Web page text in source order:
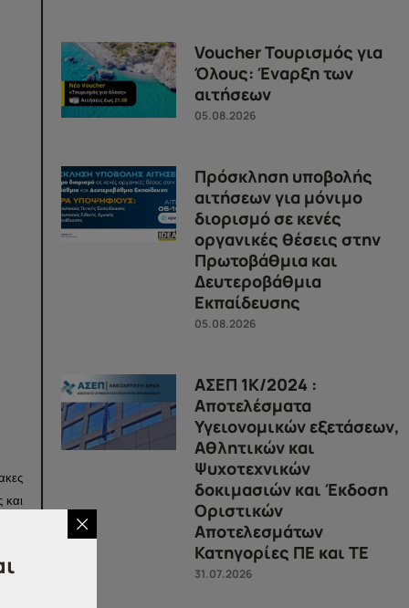
και
Voucher Τουρισμός για
Όλους: Έναρξη των
αιτήσεων
05.08.2026
Πρόσκληση υποβολής
αιτήσεων για μόνιμο
διορισμό σε κενές
οργανικές θέσεις στην
Πρωτοβάθμια και
Δευτεροβάθμια
Εκπαίδευσης
05.08.2026
ΑΣΕΠ 1Κ/2024 :
Αποτελέσματα
Υγειονομικών εξετάσεων,
Αθλητικών και
Ψυχοτεχνικών
δοκιμασιών και Έκδοση
Οριστικών
Αποτελεσμάτων
Κατηγορίες ΠΕ και ΤΕ
31.07.2026